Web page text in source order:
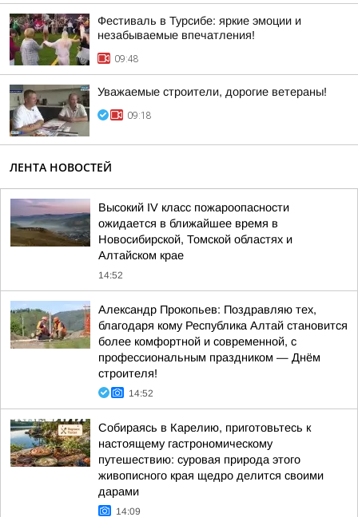
Фестиваль в Турсибе: яркие эмоции и
незабываемые впечатления!
09:48
Уважаемые строители, дорогие ветераны!
09:18
ЛЕНТА НОВОСТЕЙ
Высокий IV класс пожароопасности
ожидается в ближайшее время в
Новосибирской, Томской областях и
Алтайском крае
14:52
Александр Прокопьев: Поздравляю тех,
благодаря кому Республика Алтай становится
более комфортной и современной, с
профессиональным праздником — Днём
строителя!
14:52
Собираясь в Карелию, приготовьтесь к
настоящему гастрономическому
путешествию: суровая природа этого
живописного края щедро делится своими
дарами
14:09